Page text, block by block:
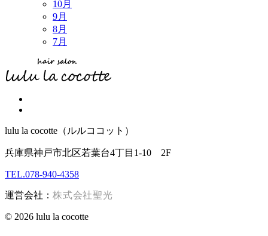
10月
9月
8月
7月
lulu la cocotte（ルルココット）
兵庫県神戸市北区若葉台4丁目1-10 2F
TEL.078-940-4358
運営会社： 株式会社聖光
© 2026 lulu la cocotte